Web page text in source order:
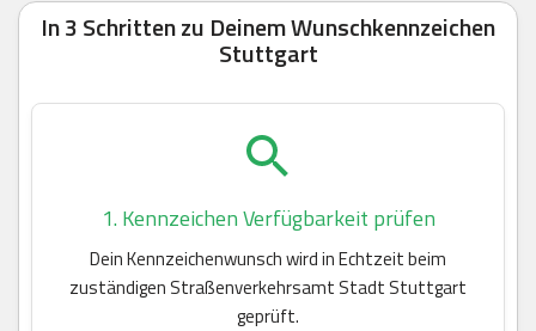
In 3 Schritten zu Deinem Wunschkennzeichen
Stuttgart
1. Kennzeichen Verfügbarkeit prüfen
Dein Kennzeichenwunsch wird in Echtzeit beim
zuständigen Straßenverkehrsamt Stadt Stuttgart
geprüft.